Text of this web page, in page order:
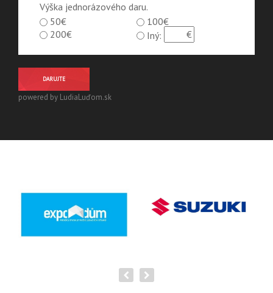
Výška jednorázového daru.
50€
100€
200€
Iný:
DARUJTE
powered by LudiaLuďom.sk